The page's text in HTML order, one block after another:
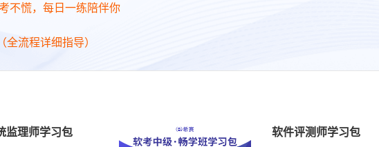
不慌，每日一练陪伴你
全流程详细指导）
监理师学习包 软件评测师学习包